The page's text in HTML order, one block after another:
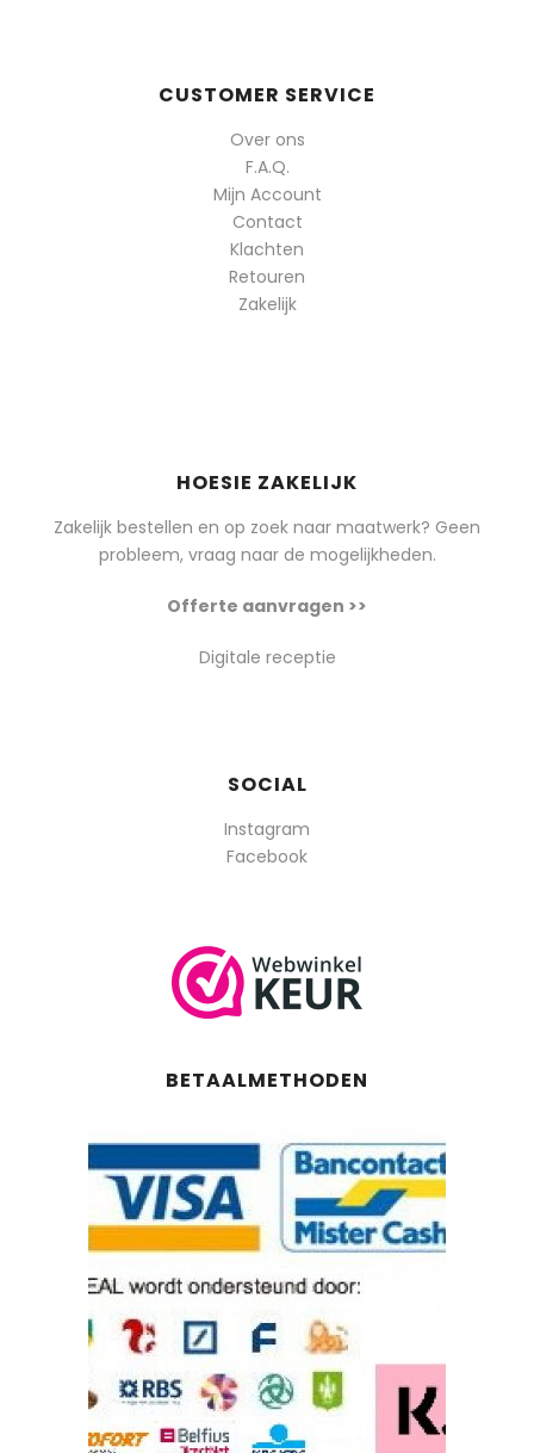
CUSTOMER SERVICE
Over ons
F.A.Q.
Mijn Account
Contact
Klachten
Retouren
Zakelijk
HOESIE ZAKELIJK
Zakelijk bestellen en op zoek naar maatwerk? Geen
probleem, vraag naar de mogelijkheden.
Offerte aanvragen >>
Digitale receptie
SOCIAL
Instagram
Facebook
BETAALMETHODEN